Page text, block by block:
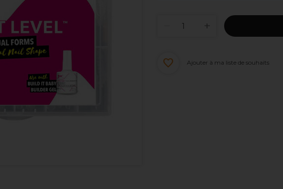
Ajouter à ma liste de souhaits